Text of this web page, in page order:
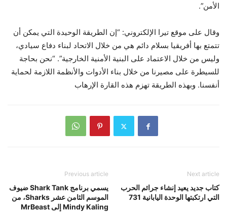
الأمن”.
وقال على موقع تيرا الإلكتروني: “إن الطريقة الوحيدة التي يمكن أن
تتمتع بها أفريقيا بسلام دائم هي من خلال الاتحاد لبناء دفاع سيادي،
وليس من خلال الاعتماد على البنية الأمنية الخارجية”. “نحن بحاجة
للسيطرة على مصيرنا من خلال بناء الأدوات والأنظمة اللازمة لحماية
أنفسنا. وبهذه الطريقة تهزم هذه القارة الإرهاب
Previous article
يسمي برنامج Shark Tank ضيوف
الموسم الثامن عشر Sharks، من
Mindy Kaling إلى MrBeast
Next article
كتاب جديد يعيد إنشاء جرائم الحرب
التي ارتكبتها الوحدة اليابانية 731